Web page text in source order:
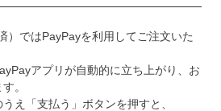
）ではPayPayを利用してご注文いた
アプリが自動的に立ち上がり、お
。
え「支払う」ボタンを押すと、